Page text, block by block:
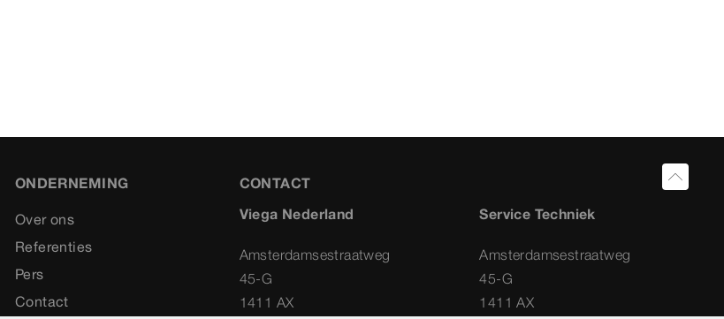
ONDERNEMING
Over ons
Referenties
Pers
Contact
CONTACT
Viega Nederland
Amsterdamsestraatweg
45-G
1411 AX
Service Techniek
Amsterdamsestraatweg
45-G
1411 AX